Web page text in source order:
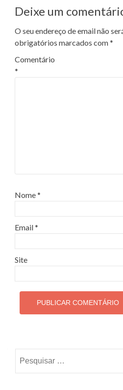
Deixe um
O seu endereço de email não
obrigatórios marcados com*
Comentário
*
Nome*
Email*
Site
por: